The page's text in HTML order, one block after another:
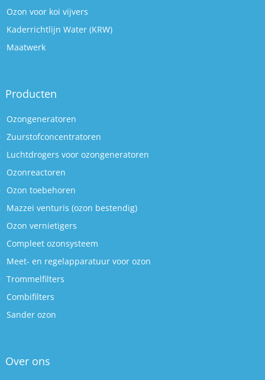
Ozon voor koi vijvers
Kaderrichtlijn Water (KRW)
Maatwerk
Producten
Ozongeneratoren
Zuurstofconcentratoren
Luchtdrogers voor ozongeneratoren
Ozonreactoren
Ozon toebehoren
Mazzei venturis (ozon bestendig)
Ozon vernietigers
Compleet ozonsysteem
Meet- en regelapparatuur voor ozon
Trommelfilters
Combifilters
Sander ozon
Over ons